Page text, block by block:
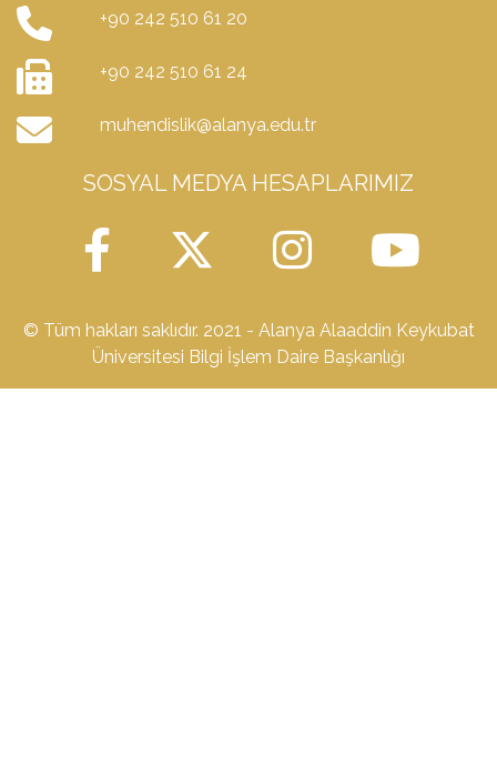
+90 242 510 61 20
+90 242 510 61 24
muhendislik@alanya.edu.tr
SOSYAL MEDYA HESAPLARIMIZ
© Tüm hakları saklıdır. 2021 - Alanya Alaaddin Keykubat
Üniversitesi Bilgi İşlem Daire Başkanlığı